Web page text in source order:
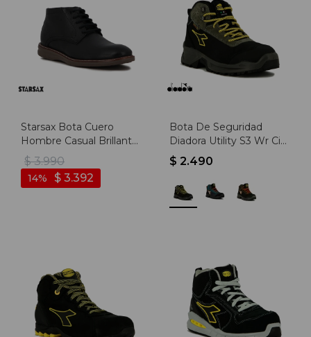
Starsax Bota Cuero
Hombre Casual Brillante
Acordonada - Negro -
Negro
$ 3.990
$ 3.392
14
Bota De Seguridad
Diadora Utility S3 Wr Ci
Src - Negro-gris
$ 2.490